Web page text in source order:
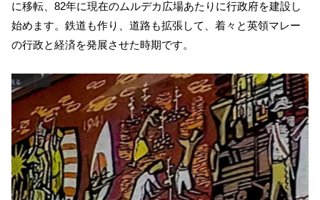
に移転、82年に現在のムルデカ広場あたりに行政府を建設し
始めます。鉄道も作り、道路も拡張して、着々と英領マレー
の行政と経済を発展させた時期です。